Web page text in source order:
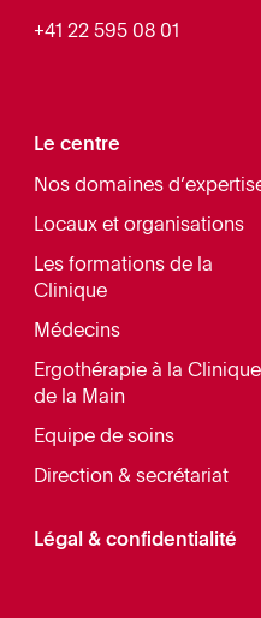
+41 22 595 08 01
Le centre
Nos domaines
Locaux et organisations
Les formations de la
Clinique
Médecins
Ergothérapie à la Clinique
de la Main
Equipe de soins
Direction & secrétariat
Légal & confidentialité
Accepter